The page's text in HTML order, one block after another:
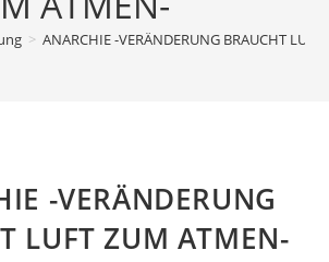
> ANARCHIE -VERÄNDERUNG BRAUCHT
-VERÄNDERUNG
LUFT ZUM ATMEN-